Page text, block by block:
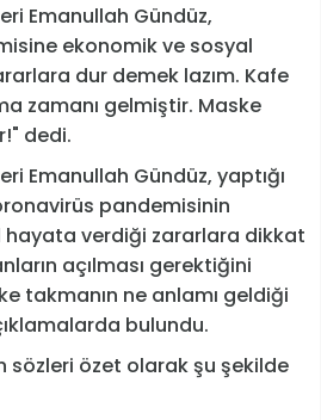
Emanullah Gündüz,
ekonomik ve sosyal
dur demek lazım. Kafe
zamanı gelmiştir. Maske
dedi.
Emanullah Gündüz, yaptığı
pandemisinin
hayata verdiği zararlara dikkat
açılması gerektiğini
takmanın ne anlamı geldiği
bulundu.
sözleri özet olarak şu şekilde